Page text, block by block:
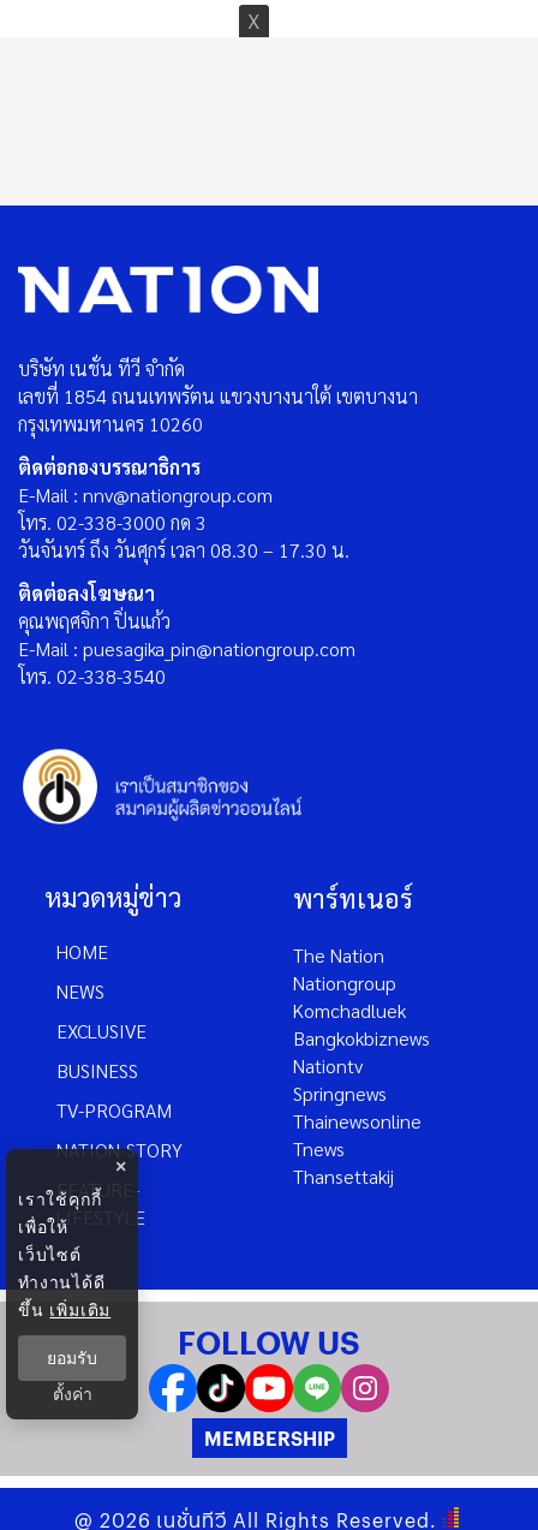
บริษัท เนชั่น ทีวี จำกัด
เลขที่ 1854 ถนนเทพรัตน แขวงบางนาใต้ เขตบางนา
กรุงเทพมหานคร 10260
ติดต่อกองบรรณาธิการ
E-Mail : nnv@nationgroup.com
โทร. 02-338-3000 กด 3
วันจันทร์ ถึง วันศุกร์ เวลา 08.30 – 17.30 น.
ติดต่อลงโฆษณา
คุณพฤศจิกา ปิ่นแก้ว
E-Mail : puesagika_pin@nationgroup.com
โทร. 02-338-3540
หมวดหมู่ข่าว
HOME
NEWS
EXCLUSIVE
BUSINESS
TV-PROGRAM
NATION-STORY
FEATURE-
LIFESTYLE
พาร์ทเนอร์
The Nation
Nationgroup
Komchadluek
Bangkokbiznews
Nationtv
Springnews
Thainewsonline
Tnews
Thansettakij
FOLLOW US
MEMBERSHIP
@ 2026 เนชั่นทีวี All Rights Reserved.
×
เราใช้คุกกี้
เพื่อให้
เว็บไซต์
ทำงานได้ดี
ขึ้น เพิ่มเติม
ยอมรับ
ตั้งค่า